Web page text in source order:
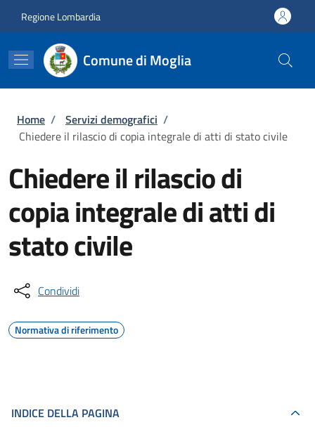
Regione Lombardia
Comune di Moglia
Briciole di pane
Home / Servizi demografici /
Chiedere il rilascio di copia integrale di atti di stato civile
Chiedere il rilascio di
copia integrale di atti di
stato civile
Condividi
Normativa di riferimento
INDICE DELLA PAGINA